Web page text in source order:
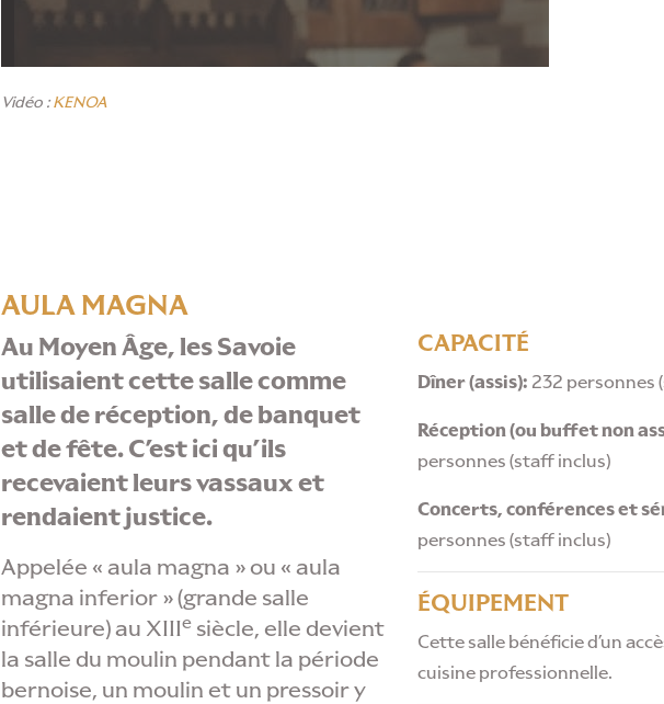
Vidéo :KENOA
AULA MAGNA
Au Moyen Âge, les Savoie
utilisaient cette salle comme
salle de réception, de banquet
et de fête. C’est ici qu’ils
recevaient leurs vassaux et
rendaient justice.
Appelée « aula magna » ou « aula
magna inferior » (grande salle
inférieure) au XIIIe siècle, elle devient
la salle du moulin pendant la période
bernoise, un moulin et un pressoir y
CAPACITÉ
Dîner (assis): 232 personnes
Réception (ou buffet non
personnes (staff inclus)
Concerts, conférences et
personnes (staff inclus)
ÉQUIPEMENT
Cette salle bénéficie d’un
cuisine professionnelle.